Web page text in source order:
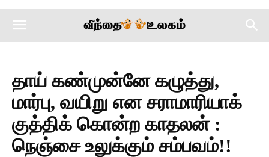
தாய் கண்முன்னே கழுத்து,
மார்பு, வயிறு என சராமாரியாக்
குத்திக் கொன்ற காதலன் :
நெஞ்சை உலுக்கும் சம்பவம்!!